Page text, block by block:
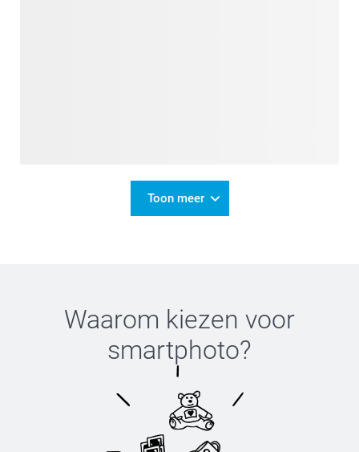
Toon meer
Waarom kiezen voor
smartphoto?